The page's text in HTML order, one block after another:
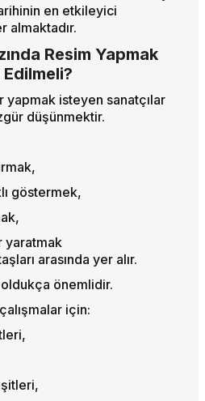
en etkileyici
almaktadır.
Resim Yapmak
yapmak isteyen sanatçılar
düşünmektir.
göstermek,
yaratmak
arasında yer alır.
önemlidir.
için: